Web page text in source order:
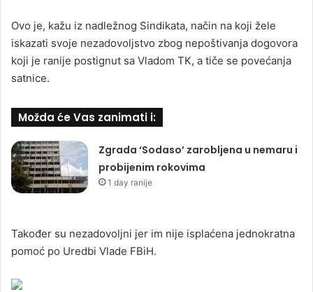
Ovo je, kažu iz nadležnog Sindikata, način na koji žele
iskazati svoje nezadovoljstvo zbog nepoštivanja dogovora
koji je ranije postignut sa Vladom TK, a tiče se povećanja
satnice.
Možda će Vas zanimati i:
Zgrada ‘Sodaso’ zarobljena u nemaru i
probijenim rokovima
1 day ranije
Također su nezadovoljni jer im nije isplaćena jednokratna
pomoć po Uredbi Vlade FBiH.